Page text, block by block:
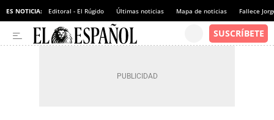
ES NOTICIA: Editoral - El Rúgido Últimas noticias Mapa de noticias Fallece